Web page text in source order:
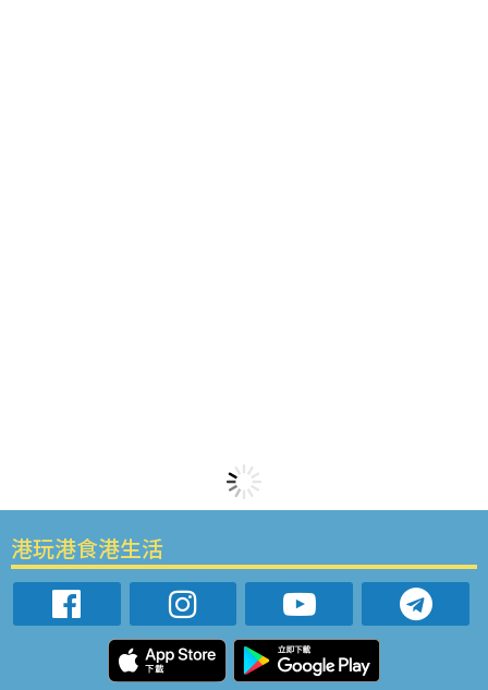
港玩港食港生活